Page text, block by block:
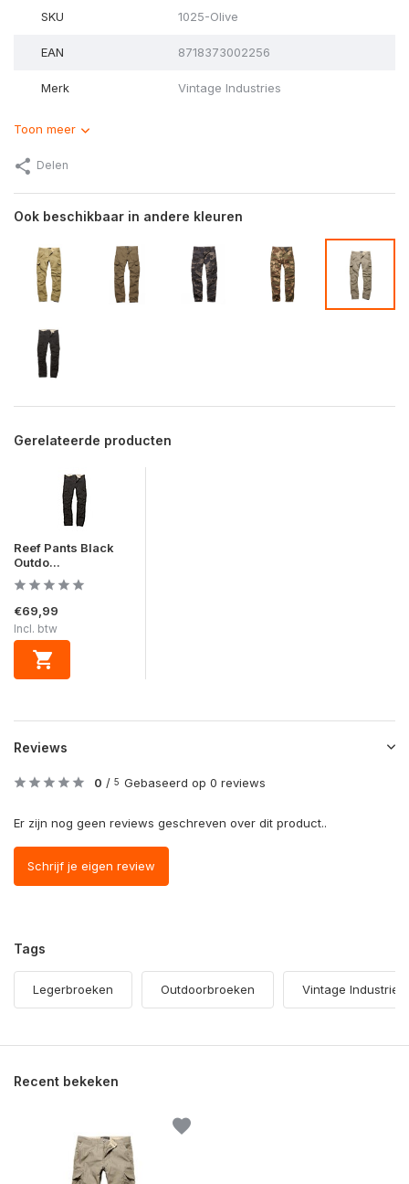
SKU 1025-Olive
EAN 8718373002256
Merk Vintage Industries
Toon meer
Delen
Ook beschikbaar in andere kleuren
Gerelateerde producten
Reef Pants Black
Outdo...
€69,99
Incl. btw
Reviews
0 / 5 Gebaseerd op 0 reviews
Er zijn nog geen reviews geschreven over dit product..
Schrijf je eigen review
Tags
Legerbroeken Outdoorbroeken Vintage Industries
Recent bekeken